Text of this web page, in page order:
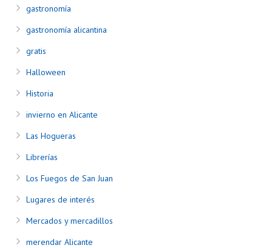
gastronomía
gastronomía alicantina
gratis
Halloween
Historia
invierno en Alicante
Las Hogueras
Librerías
Los Fuegos de San Juan
Lugares de interés
Mercados y mercadillos
merendar Alicante